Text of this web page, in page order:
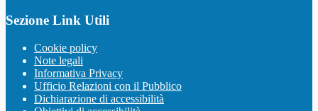
Sezione Link Utili
Cookie policy
Note legali
Informativa Privacy
Ufficio Relazioni con il Pubblico
Dichiarazione di accessibilità